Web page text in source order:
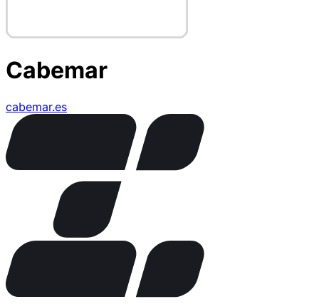
Cabemar
cabemar.es